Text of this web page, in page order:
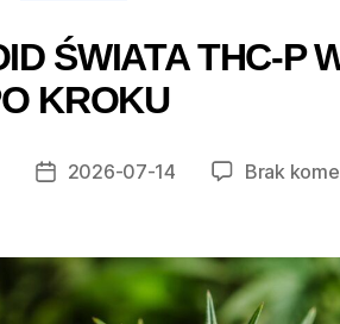
ŚWIATA THC-P
KROKU
Data2026-07-14 Brak